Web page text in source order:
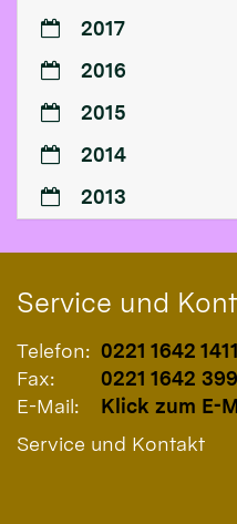
2017
2016
2015
2014
2013
Service und
Telefon: 0221 1642 1411
Fax:
0221 1642
E-Mail:
Klick zum E-
Service und Kontakt